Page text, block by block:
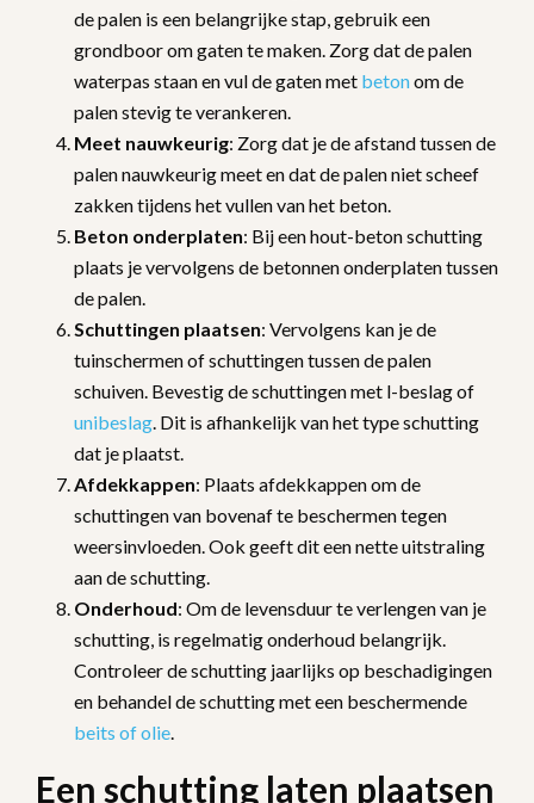
de palen is een belangrijke stap, gebruik een
grondboor om gaten te maken. Zorg dat de palen
waterpas staan en vul de gaten met betonom de
palen stevig te verankeren.
Meet nauwkeurig: Zorg dat je de afstand tussen de
palen nauwkeurig meet en dat de palen niet scheef
zakken tijdens het vullen van het beton.
Beton onderplaten: Bij een hout-beton schutting
plaats je vervolgens de betonnen onderplaten tussen
de palen.
Schuttingen plaatsen: Vervolgens kan je de
tuinschermen of schuttingen tussen de palen
schuiven. Bevestig de schuttingen met l-beslag of
unibeslag . Dit is afhankelijk van het type schutting
dat je plaatst.
Afdekkappen: Plaats afdekkappen om de
schuttingen van bovenaf te beschermen tegen
weersinvloeden. Ook geeft dit een nette uitstraling
aan de schutting.
Onderhoud: Om de levensduur te verlengen van je
schutting, is regelmatig onderhoud belangrijk.
Controleer de schutting jaarlijks op beschadigingen
en behandel de schutting met een beschermende
beits of olie
Een schutting laten plaatsen